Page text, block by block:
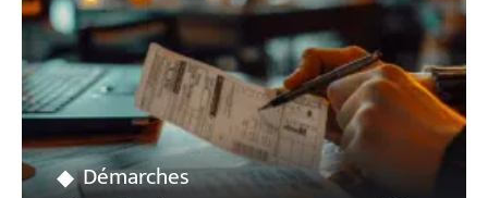
Démarches